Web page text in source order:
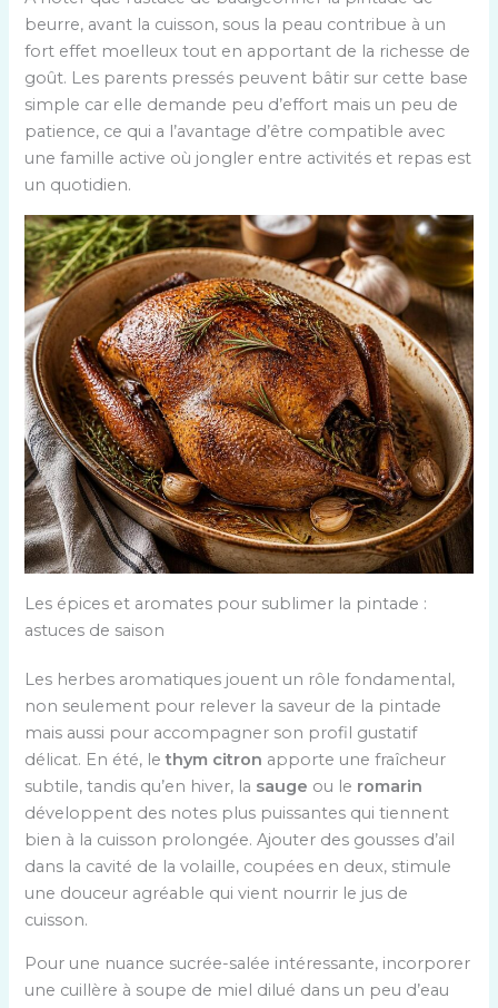
beurre, avant la cuisson, sous la peau contribue à un
fort effet moelleux tout en apportant de la richesse de
goût. Les parents pressés peuvent bâtir sur cette base
simple car elle demande peu d’effort mais un peu de
patience, ce qui a l’avantage d’être compatible avec
une famille active où jongler entre activités et repas est
un quotidien.
Les épices et aromates pour sublimer la pintade :
astuces de saison
Les herbes aromatiques jouent un rôle fondamental,
non seulement pour relever la saveur de la pintade
mais aussi pour accompagner son profil gustatif
délicat. En été, lethym citron apporte une fraîcheur
subtile, tandis qu’en hiver, la sauge ou le romarin
développent des notes plus puissantes qui tiennent
bien à la cuisson prolongée. Ajouter des gousses d’ail
dans la cavité de la volaille, coupées en deux, stimule
une douceur agréable qui vient nourrir le jus de
cuisson.
Pour une nuance sucrée-salée intéressante, incorporer
une cuillère à soupe de miel dilué dans un peu d’eau